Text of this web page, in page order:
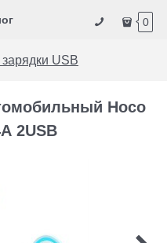
0
USB
Hoco
2USB